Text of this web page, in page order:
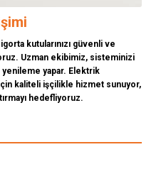
kutularınızı güvenli ve
Uzman ekibimiz, sisteminizi
yapar. Elektrik
için kaliteli işçilikle hizmet sunuyor,
hedefliyoruz.